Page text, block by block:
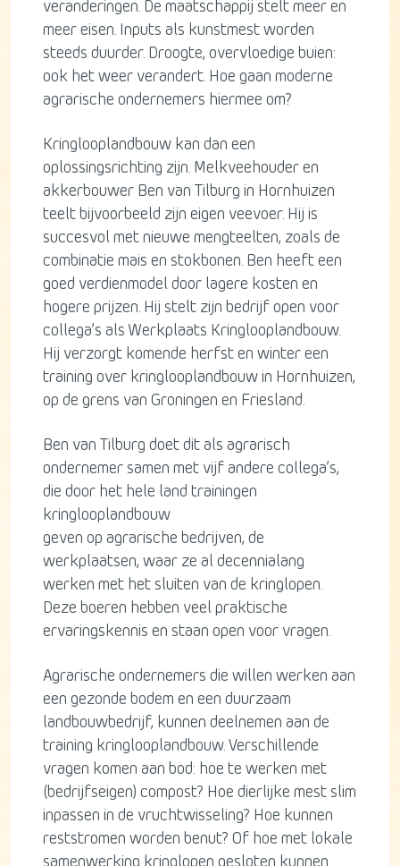
veranderingen. De maatschappij stelt meer en
meer eisen. Inputs als kunstmest worden
steeds duurder. Droogte, overvloedige buien:
ook het weer verandert. Hoe gaan moderne
agrarische ondernemers hiermee om?
Kringlooplandbouw kan dan een
oplossingsrichting zijn. Melkveehouder en
akkerbouwer Ben van Tilburg in Hornhuizen
teelt bijvoorbeeld zijn eigen veevoer. Hij is
succesvol met nieuwe mengteelten, zoals de
combinatie mais en stokbonen. Ben heeft een
goed verdienmodel door lagere kosten en
hogere prijzen. Hij stelt zijn bedrijf open voor
collega’s als Werkplaats Kringlooplandbouw.
Hij verzorgt komende herfst en winter een
training over kringlooplandbouw in Hornhuizen,
op de grens van Groningen en Friesland.
Ben van Tilburg doet dit als agrarisch
ondernemer samen met vijf andere collega’s,
die door het hele land trainingen
kringlooplandbouw
geven op agrarische bedrijven, de
werkplaatsen, waar ze al decennialang
werken met het sluiten van de kringlopen.
Deze boeren hebben veel praktische
ervaringskennis en staan open voor vragen.
Agrarische ondernemers die willen werken aan
een gezonde bodem en een duurzaam
landbouwbedrijf, kunnen deelnemen aan de
training kringlooplandbouw. Verschillende
vragen komen aan bod: hoe te werken met
(bedrijfseigen) compost? Hoe dierlijke mest slim
inpassen in de vruchtwisseling? Hoe kunnen
reststromen worden benut? Of hoe met lokale
samenwerking kringlopen gesloten kunnen